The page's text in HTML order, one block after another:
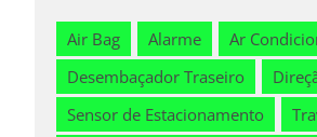
Air Bag Alarme Ar
Desembaçador Traseiro
Sensor de Estacionamento